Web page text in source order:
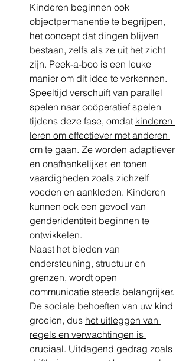
Kinderen beginnen ook
objectpermanentie te begrijpen,
het concept dat dingen blijven
bestaan, zelfs als ze uit het zicht
zijn. Peek-a-boo is een leuke
manier om dit idee te verkennen.
Speeltijd verschuift van parallel
spelen naar coöperatief spelen
tijdens deze fase, omdat kinderen
leren om effectiever met anderen
om te gaan. Ze worden adaptiever
en onafhankelijker, en tonen
vaardigheden zoals zichzelf
voeden en aankleden. Kinderen
kunnen ook een gevoel van
genderidentiteit beginnen te
ontwikkelen.
Naast het bieden van
ondersteuning, structuur en
grenzen, wordt open
communicatie steeds belangrijker.
De sociale behoeften van uw kind
groeien, dus het uitleggen van
regels en verwachtingen is
cruciaal. Uitdagend gedrag zoals